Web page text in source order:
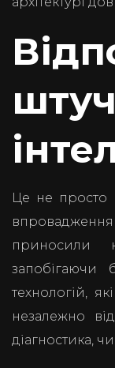
Це не просто
впровадження
приносили
запобігаючи
технологій,
незалежно
діагностика,